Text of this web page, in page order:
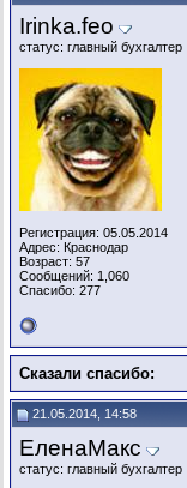
Irinka.feo
статус: главный бухгалтер
Регистрация: 05.05.2014
Адрес: Краснодар
Возраст: 57
Сообщений: 1,060
Спасибо: 277
Сказали спасибо:
21.05.2014, 14:58
ЕленаМакс
статус: главный бухгалтер